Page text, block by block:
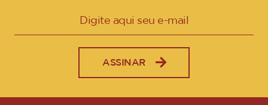
ASSINAR